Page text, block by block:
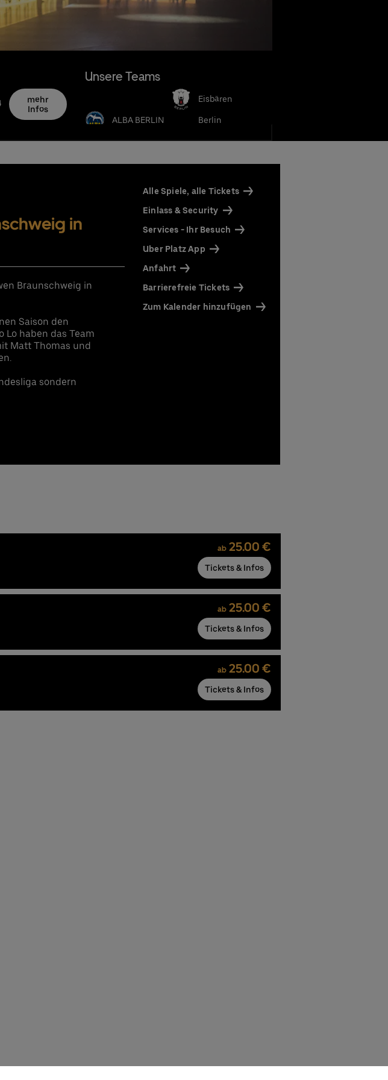
mehr
Infos
Unsere Teams
ALBA BERLIN
Eisbären
Berlin
in
Braunschweig in
Saison den
Lo haben das Team
Matt Thomas und
sondern
Alle Spiele, alle Tickets
Einlass & Security
Services - Ihr Besuch
Uber Platz App
Anfahrt
Barrierefreie Tickets
Zum Kalender hinzufügen
ab 25.00 €
Tickets & Infos
ab 25.00 €
Tickets & Infos
ab 25.00 €
Tickets & Infos